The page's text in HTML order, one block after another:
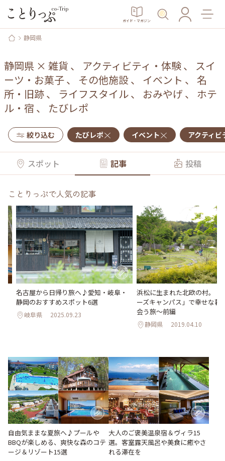
ガイド・マガジン
静岡県
静岡県 × 雑貨 、 アクティビティ・体験、 スイ
ーツ・お菓子、 その他施設、 イベント 、 名
所・旧跡、 ライフスタイル、 おみやげ 、 ホテ
ル・宿 、 たびレポ
絞り込む たびレポ イベント アクティビ
スポット 記事 投稿
ことりっぷで人気の記事
名古屋から日帰り旅へ♪愛知・岐阜・
静岡のおすすめスポット6選
岐阜県 2025.09.23
浜松に生まれた北欧の村。「
ーズキャンパス」で幸せな暮
会う旅～前編
静岡県 2019.04.10
自由気ままな夏旅へ♪プールや
BBQが楽しめる、爽快な森のコテ
ージ＆リゾート15選
大人のご褒美温泉宿＆ヴィラ15
選。客室露天風呂や美食に癒やさ
れる滞在を